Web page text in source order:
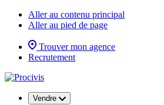
Aller au contenu principal
Aller au pied de page
Trouver mon agence
Recrutement
Vendre